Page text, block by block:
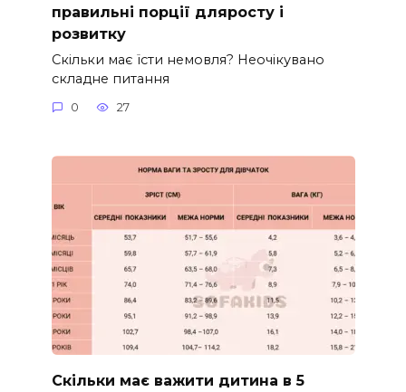
правильні порції дляросту і
розвитку
Скільки має їсти немовля? Неочікувано
складне питання
0 27
Скільки має важити дитина в 5